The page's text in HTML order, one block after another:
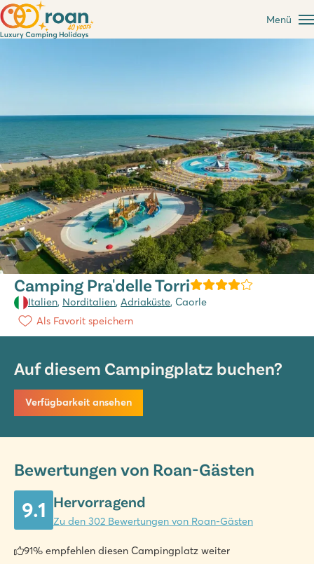
Menü
Camping Pra'delle Torri
Italien, Norditalien, Adriaküste, Caorle
Als Favorit speichern
Auf diesem Campingplatz buchen?
Verfügbarkeit ansehen
Bewertungen von Roan-Gästen
9.1 Hervorragend
Zu den 302 Bewertungen von Roan-Gästen
91% empfehlen diesen Campingplatz weiter